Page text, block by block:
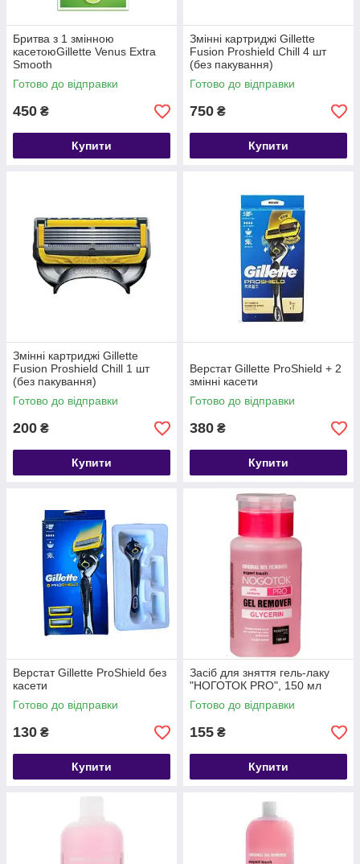
Бритва з 1 змінною
касетоюGillette Venus Extra
Smooth
Готово до відправки
450 ₴
Купити
Змінні картриджі Gillette
Fusion Proshield Chill 4 шт
(без пакування)
Готово до відправки
750 ₴
Купити
Змінні картриджі Gillette
Fusion Proshield Chill 1 шт
(без пакування)
Готово до відправки
200 ₴
Купити
Верстат Gillette ProShield + 2
змінні касети
Готово до відправки
380 ₴
Купити
Верстат Gillette ProShield без
касети
Готово до відправки
130 ₴
Купити
Засіб для зняття гель-лаку
"НОГОТОК PRO", 150 мл
Готово до відправки
155 ₴
Купити